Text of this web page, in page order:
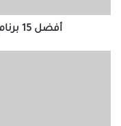
أفضل 15 برنامج للخرائط الذهنية الإلكترونية